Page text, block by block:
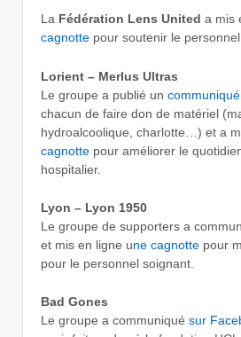
La Fédération Lens United a mis
cagnotte pour soutenir le
Lorient – Merlus Ultras
Le groupe a publié un communiqué
chacun de faire don de matériel
hydroalcoolique, charlotte…) et a
cagnotte pour améliorer le
hospitalier.
Lyon – Lyon 1950
Le groupe de supporters a
et mis en ligne une cagnotte pour
pour le personnel soignant.
Bad Gones
Le groupe a communiqué sur